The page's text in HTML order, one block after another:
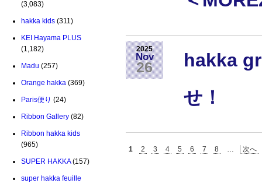
(3,083)
hakka kids (311)
KEI Hayama PLUS
(1,182)
Madu (257)
Orange hakka (369)
Paris便り (24)
Ribbon Gallery (82)
Ribbon hakka kids
(965)
SUPER HAKKA(157)
super hakka feuille
2025
Nov
26
hakka
せ！
1 2 3 4 5 6 7 8 … 次へ